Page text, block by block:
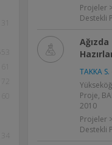
Projeler
Destekli
TAKKA S.
Proje,
2010
Projeler
Destekli